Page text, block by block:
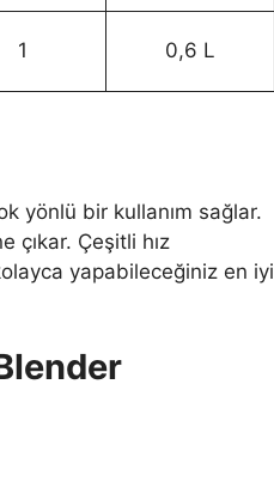
1 0,6 L
yönlü bir kullanım sağlar.
çıkar. Çeşitli hız
yapabileceğiniz en iyi